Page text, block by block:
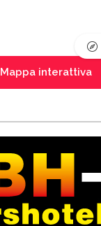
Mappa interattiva